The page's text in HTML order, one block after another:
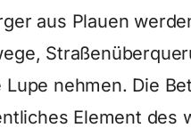
aus Plauen
nehmen. Die
Element des